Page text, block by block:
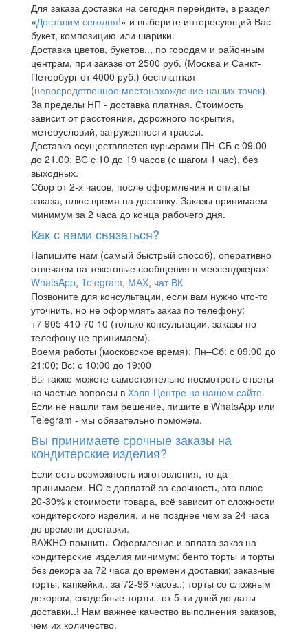
Для заказа доставки на сегодня перейдите, в раздел
«Доставим сегодня!» и выберите интересующий Вас
букет, композицию или шарики.
Доставка цветов, букетов.., по городам и районным
центрам, при заказе от 2500 руб. (Москва и Санкт-
Петербург от 4000 руб.) бесплатная
(непосредственное местонахождение наших точек).
За пределы НП - доставка платная. Стоимость
зависит от расстояния, дорожного покрытия,
метеоусловий, загруженности трассы.
Доставка осуществляется курьерами ПН-СБ с 09.00
до 21.00; ВС с 10 до 19 часов (с шагом 1 час), без
выходных.
Сбор от 2-х часов, после оформления и оплаты
заказа, плюс время на доставку. Заказы принимаем
минимум за 2 часа до конца рабочего дня.
Как с вами связаться?
Напишите нам (самый быстрый способ), оперативно
отвечаем на текстовые сообщения в мессенджерах:
WhatsApp, Telegram, МАХ, чат ВК
Позвоните для консультации, если вам нужно что-то
уточнить, но не оформлять заказ по телефону:
+7 905 410 70 10 (только консультации, заказы по
телефону не принимаем).
Время работы (московское время): Пн–Сб: с 09:00 до
21:00; Вс: с 10:00 до 19:00
Вы также можете самостоятельно посмотреть ответы
на частые вопросы в Хэлп-Центре на нашем сайте.
Если не нашли там решение, пишите в WhatsApp или
Telegram - мы обязательно поможем.
Вы принимаете срочные заказы на
кондитерские изделия?
Если есть возможность изготовления, то да –
принимаем. НО с доплатой за срочность, это плюс
20-30% к стоимости товара, всё зависит от сложности
кондитерского изделия, и не позднее чем за 24 часа
до времени доставки.
ВАЖНО помнить: Оформление и оплата заказ на
кондитерские изделия минимум: бенто торты и торты
без декора за 72 часа до времени доставки; заказные
торты, капкейки.. за 72-96 часов..; торты со сложным
декором, свадебные торты.. от 5-ти дней до даты
доставки..! Нам важнее качество выполнения заказов,
чем их количество.